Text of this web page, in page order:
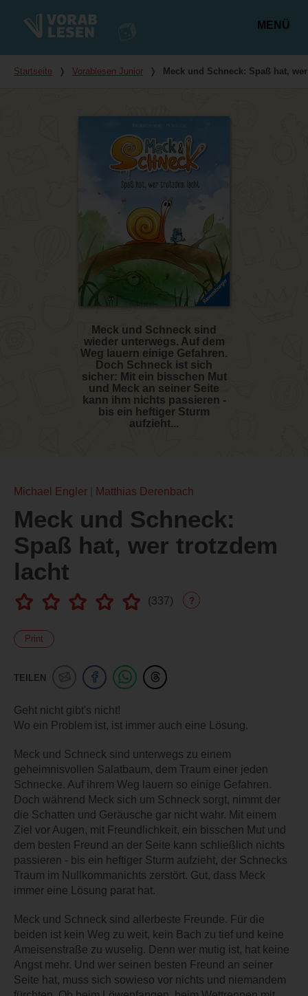
MENÜ
Du bist hier
Startseite ❭ Vorablesen Junior ❭ Meck und Schneck: Spaß hat,
Meck und Schneck sind
wieder unterwegs. Auf dem
Weg lauern einige Gefahren.
Doch Schneck ist sich
sicher: Mit ein bisschen Mut
und Meck an seiner Seite
kann ihm nichts passieren -
bis ein heftiger Sturm
aufzieht...
Michael Engler Matthias Derenbach
Meck und Schneck:
Spaß hat, wer trotzdem
lacht
(337) ?
Print
TEILEN
Geht nicht gibt's nicht!
Wo ein Problem ist, ist immer auch eine Lösung.
Meck und Schneck sind unterwegs zu einem
geheimnisvollen Salatbaum, dem Traum einer jeden
Schnecke. Auf ihrem Weg lauern so einige Gefahren.
Doch während Meck sich um Schneck sorgt, nimmt der
die Schatten und Geräusche gar nicht wahr. Mit einem
Ziel vor Augen, mit Freundlichkeit, ein bisschen Mut und
dem besten Freund an der Seite kann schließlich nichts
passieren - bis ein heftiger Sturm aufzieht, der Schnecks
Traum im Nullkommanichts zerstört. Gut, dass Meck
immer eine Lösung parat hat.
Meck und Schneck sind allerbeste Freunde. Für die
beiden ist kein Weg zu weit, kein Bach zu tief und keine
Ameisenstraße zu wuselig. Denn wer mutig ist, hat keine
Angst mehr. Und wer seinen besten Freund an seiner
Seite hat, muss sich sowieso vor nichts und niemandem